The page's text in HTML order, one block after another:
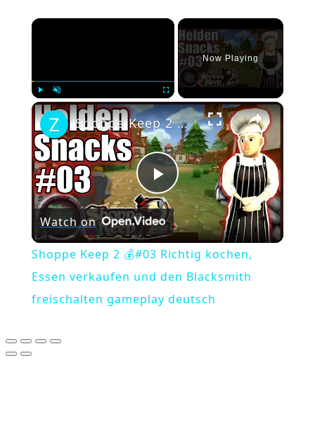
×
Play Unmute Fullscreen
Now Playing
×
Play
Video
Shoppe Keep 2 💰#03 Richtig kochen, Essen verkaufen und den Blacksmith freischalten gameplay deutsch
Watch on
Shoppe Keep 2 💰#03 Richtig kochen,
Essen verkaufen und den Blacksmith
freischalten gameplay deutsch